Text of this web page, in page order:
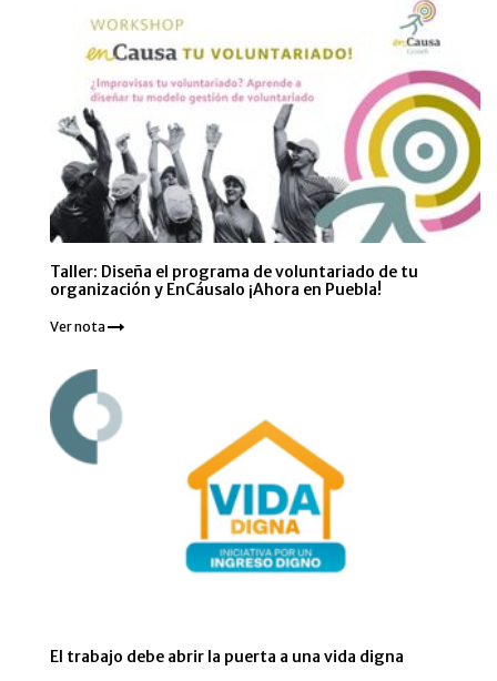
Taller: Diseña el programa de voluntariado de tu
organización y EnCáusalo ¡Ahora en Puebla!
Ver nota
El trabajo debe abrir la puerta a una vida digna